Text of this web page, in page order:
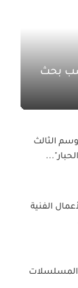
مايو 2025 حسب بحث
الثالث
الفنية
والمسلسلات